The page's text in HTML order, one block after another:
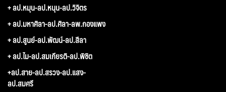
+ ลป.หมุน-ลป.หนุน-ลป.วิจิตร
+ ลป.มหาศิลา-ลป.ศิลา-ลพ.กองแพง
+ ลป.สูนย์-ลป.พัฒน์-ลป.สีลา
+ ลป.ไม-ลป.สมเกียรติ-ลป.พิชิต
+ลป.สาย-ลป.สรวง-ลป.แสง-
ลป.สมศรี